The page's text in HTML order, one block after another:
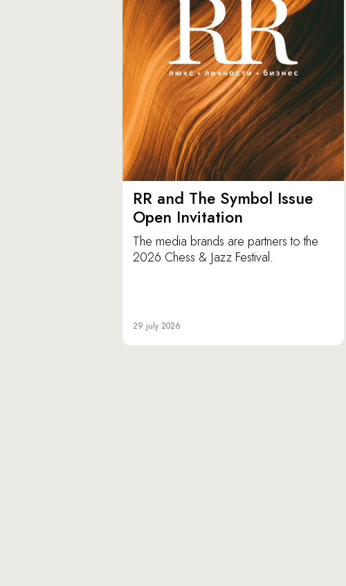
RR and The Symbol Issue
Open Invitation
The media brands are partners to the
2026 Chess & Jazz Festival.
29 july 2026